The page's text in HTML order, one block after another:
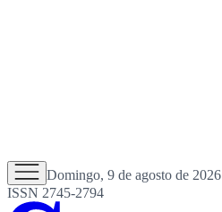
Domingo, 9 de agosto de 2026
ISSN 2745-2794